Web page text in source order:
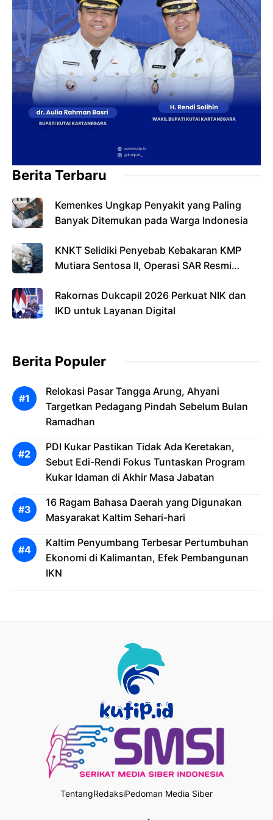
Berita Terbaru
Kemenkes Ungkap Penyakit yang Paling
Banyak Ditemukan pada Warga Indonesia
KNKT Selidiki Penyebab Kebakaran KMP
Mutiara Sentosa II, Operasi SAR Resmi
Rakornas Dukcapil 2026 Perkuat NIK dan
IKD untuk Layanan Digital
Berita Populer
Relokasi Pasar Tangga Arung, Ahyani
Targetkan Pedagang Pindah Sebelum Bulan
Ramadhan
PDI Kukar Pastikan Tidak Ada Keretakan,
Sebut Edi-Rendi Fokus Tuntaskan Program
Kukar Idaman di Akhir Masa Jabatan
16 Ragam Bahasa Daerah yang Digunakan
Masyarakat Kaltim Sehari-hari
Kaltim Penyumbang Terbesar Pertumbuhan
Ekonomi di Kalimantan, Efek Pembangunan
IKN
TentangRedaksiPedoman Media Siber